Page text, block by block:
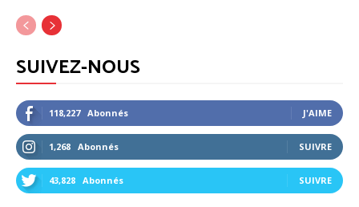
SUIVEZ-NOUS
118,227 Abonnés J'AIME
1,268 Abonnés SUIVRE
43,828 Abonnés SUIVRE